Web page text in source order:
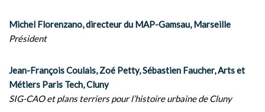
Michel Florenzano, directeur du MAP-Gamsau, Marseille
Président
Jean-François Coulais, Zoé Petty, Sébastien Faucher, Arts et
Métiers Paris Tech, Cluny
SIG-CAO et plans terriers pour l’histoire urbaine de Cluny